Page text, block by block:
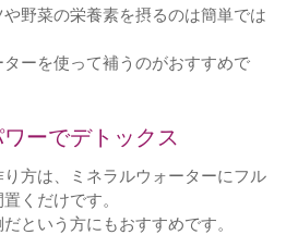
野菜の栄養素を摂るのは簡単では
ーを使って補うのがおすすめで
ーでデトックス
方は、ミネラルウォーターにフル
くだけです。
という方にもおすすめです。